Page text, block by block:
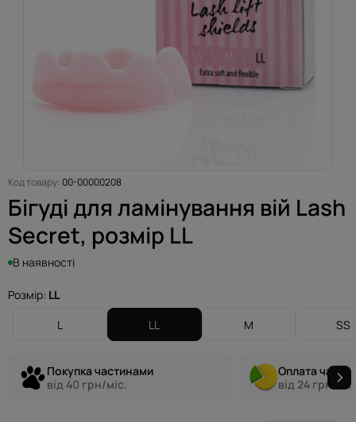
Код товару: 00-00000208
Бігуді для ламінування вій Lash
Secret, розмір LL
В наявності
Розмір: LL
L
LL M SS
Покупка частинами
від 40 грн/міс.
Оплата
від 24 грн/